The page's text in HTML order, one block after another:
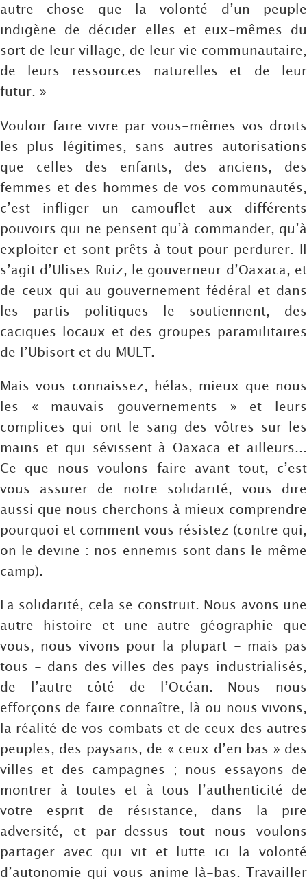
autre chose que la volonté d’un peuple
indigène de décider elles et eux-mêmes du
sort de leur village, de leur vie communautaire,
de leurs ressources naturelles et de leur
futur. »
Vouloir faire vivre par vous-mêmes vos droits
les plus légitimes, sans autres autorisations
que celles des enfants, des anciens, des
femmes et des hommes de vos communautés,
c’est infliger un camouflet aux différents
pouvoirs qui ne pensent qu’à commander, qu’à
exploiter et sont prêts à tout pour perdurer. Il
s’agit d’Ulises Ruiz, le gouverneur d’Oaxaca, et
de ceux qui au gouvernement fédéral et dans
les partis politiques le soutiennent, des
caciques locaux et des groupes paramilitaires
de l’Ubisort et du MULT.
Mais vous connaissez, hélas, mieux que nous
les « mauvais gouvernements » et leurs
complices qui ont le sang des vôtres sur les
mains et qui sévissent à Oaxaca et ailleurs...
Ce que nous voulons faire avant tout, c’est
vous assurer de notre solidarité, vous dire
aussi que nous cherchons à mieux comprendre
pourquoi et comment vous résistez (contre qui,
on le devine : nos ennemis sont dans le même
camp).
La solidarité, cela se construit. Nous avons une
autre histoire et une autre géographie que
vous, nous vivons pour la plupart - mais pas
tous - dans des villes des pays industrialisés,
de l’autre côté de l’Océan. Nous nous
efforçons de faire connaître, là ou nous vivons,
la réalité de vos combats et de ceux des autres
peuples, des paysans, de « ceux d’en bas » des
villes et des campagnes ; nous essayons de
montrer à toutes et à tous l’authenticité de
votre esprit de résistance, dans la pire
adversité, et par-dessus tout nous voulons
partager avec qui vit et lutte ici la volonté
d’autonomie qui vous anime là-bas. Travailler